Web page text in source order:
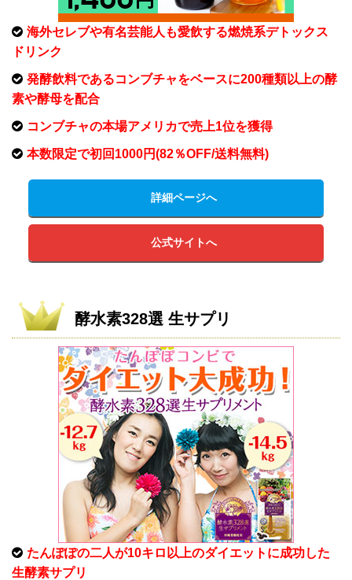
海外セレブや有名芸能人も愛飲する燃焼系デトックス
ドリンク
発酵飲料であるコンブチャをベースに200種類以上の酵
素や酵母を配合
コンブチャの本場アメリカで売上1位を獲得
本数限定で初回1000円(82％OFF/送料無料)
詳細ページへ
公式サイトへ
酵水素328選 生サプリ
たんぽぽの二人が10キロ以上のダイエットに成功した
生酵素サプリ